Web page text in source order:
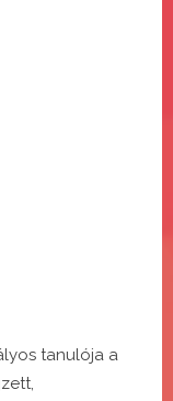
tanulója a